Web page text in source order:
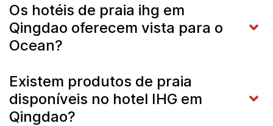
Os hotéis de praia ihg em
Qingdao oferecem vista para o
Ocean?
Existem produtos de praia
disponíveis no hotel IHG em
Qingdao?